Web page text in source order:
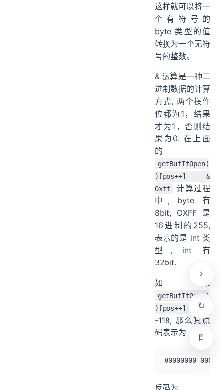
这样就可以将一
个有符号的
byte 类型的值
转换为一个无符
号的整数。
& 运算是一种二
进制数据的计算
方式, 两个操作
位都为1，结果
才为1，否则结
果为0. 在上面
的
getBufIfOpen(
)[pos++] &
0xff
计算过程
中, byte 有
8bit, OXFF 是
16进制的255,
表示的是 int 类
型, int 有
32bit.
如果
getBufIfOpen(
)[pos++]
为
-118, 那么其原
码表示为
00000000
反码为